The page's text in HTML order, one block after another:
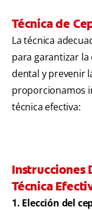
Técnica de
La técnica
para garantizar la
dental y prevenir
proporcionamos
técnica efectiva:
Instrucciones
Técnica
1. Elección del